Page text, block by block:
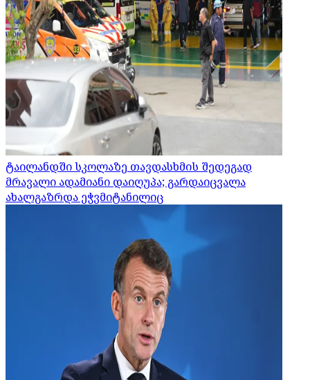
ტაილანდში სკოლაზე თავდასხმის შედეგად
მრავალი ადამიანი დაიღუპა; გარდაიცვალა
ახალგაზრდა ეჭვმიტანილიც